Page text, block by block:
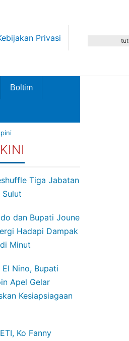
Privasi
Boltim
Tiga Jabatan
dan Bupati Joune
Hadapi Dampak
Minut
Nino, Bupati
Apel Gelar
Kesiapsiagaan
Ko Fanny